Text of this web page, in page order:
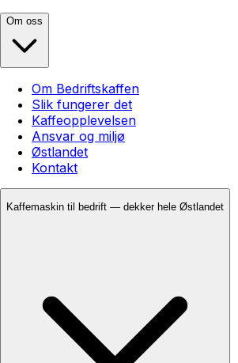
Om oss
Om Bedriftskaffen
Slik fungerer det
Kaffeopplevelsen
Ansvar og miljø
Østlandet
Kontakt
Kaffemaskin til bedrift — dekker hele Østlandet